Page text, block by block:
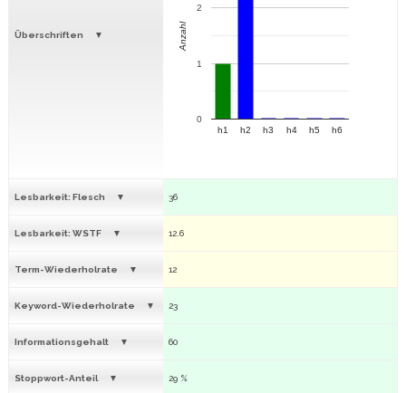
Überschriften
h1 h2 h3 h4 h5 h6
0
1
2
Anzahl
Lesbarkeit: Flesch 36
Lesbarkeit: WSTF 12.6
Term-Wiederholrate 12
Keyword-Wiederholrate 23
Informationsgehalt 60
Stoppwort-Anteil 29 %